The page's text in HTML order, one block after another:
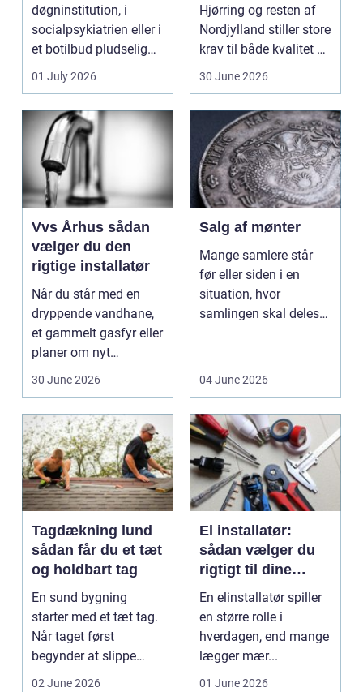
døgninstitution, i
socialpsykiatrien eller i
et botilbud pludselig
ændrer sig, k...
01 July 2026
Hjørring og resten af
Nordjylland stiller store
krav til både kvalitet og
hol...
30 June 2026
Vvs Århus sådan
vælger du den
rigtige installatør
Når du står med en
dryppende vandhane,
et gammelt gasfyr eller
planer om nyt
badeværelse, bliver
30 June 2026
Salg af mønter
Mange samlere står
før eller siden i en
situation, hvor
samlingen skal deles
04 June 2026
Tagdækning lund
sådan får du et tæt
og holdbart tag
En sund bygning
starter med et tæt tag.
Når taget først
begynder at slippe
vand ind, kan skaderne
02 June 2026
El installatør:
sådan vælger du
rigtigt til dine
elinstallationer
En elinstallatør spiller
en større rolle i
hverdagen, end mange
lægger mær...
01 June 2026